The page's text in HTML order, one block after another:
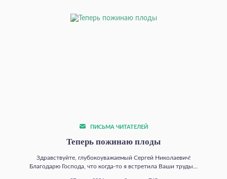
ПИСЬМА ЧИТАТЕЛЕЙ
Теперь пожинаю плоды
Здравствуйте, глубокоуважаемый Сергей Николаевич!
Благодарю Господа, что когда‑то я встретила Ваши труды...